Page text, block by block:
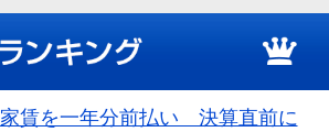
家賃を一年分前払い 決算直前に